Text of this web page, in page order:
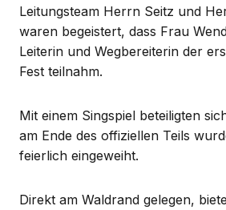
Leitungsteam Herrn Seitz und
waren begeistert, dass Frau
Leiterin und Wegbereiterin der
Fest teilnahm.
Mit einem Singspiel beteiligten
am Ende des offiziellen Teils
feierlich eingeweiht.
Direkt am Waldrand gelegen,